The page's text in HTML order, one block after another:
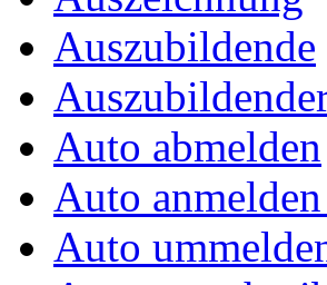
Auszubildende
Auto abmelden
Auto
Auto